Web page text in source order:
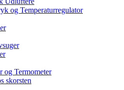
og Temperaturregulator
og Termometer
skorsten